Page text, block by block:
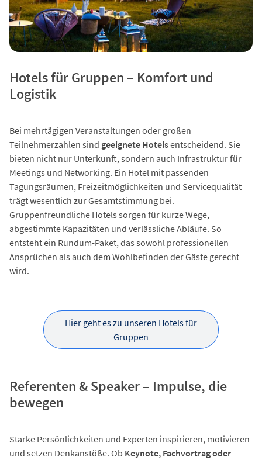
Hotels für Gruppen – Komfort und
Logistik
Bei mehrtägigen Veranstaltungen oder großen
Teilnehmerzahlen sind geeignete Hotelsentscheidend. Sie
bieten nicht nur Unterkunft, sondern auch Infrastruktur für
Meetings und Networking. Ein Hotel mit passenden
Tagungsräumen, Freizeitmöglichkeiten und Servicequalität
trägt wesentlich zur Gesamtstimmung bei.
Gruppenfreundliche Hotels sorgen für kurze Wege,
abgestimmte Kapazitäten und verlässliche Abläufe. So
entsteht ein Rundum-Paket, das sowohl professionellen
Ansprüchen als auch dem Wohlbefinden der Gäste gerecht
wird.
Hier geht es zu unseren Hotels für
Gruppen
Referenten & Speaker – Impulse, die
bewegen
Starke Persönlichkeiten und Experten inspirieren, motivieren
und setzen Denkanstöße. Ob Keynote, Fachvortrag oder